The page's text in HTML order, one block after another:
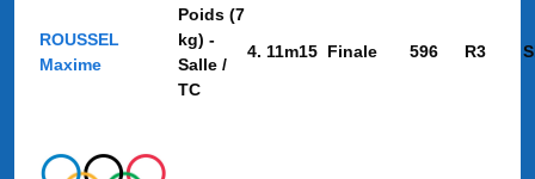
ROUSSEL
Maxime
Poids (7
kg) -
Salle /
TC
4. 11m15 Finale 596 R3